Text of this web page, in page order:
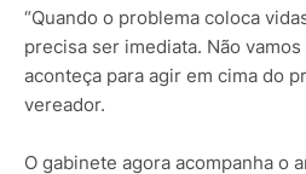
“Quando o problema coloca
precisa ser imediata. Não
aconteça para agir em cima do
vereador.
O gabinete agora acompanha o